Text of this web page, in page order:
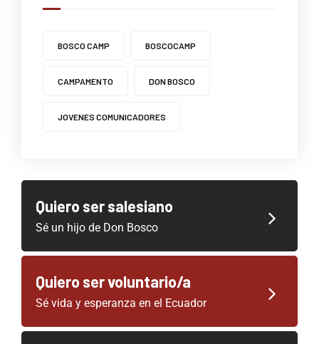
BOSCO CAMP BOSCOCAMP
CAMPAMENTO DON BOSCO
JOVENES COMUNICADORES
Quiero ser salesiano
Sé un hijo de Don Bosco
Quiero ser voluntario/a
Sé vida y esperanza en el Ecuador